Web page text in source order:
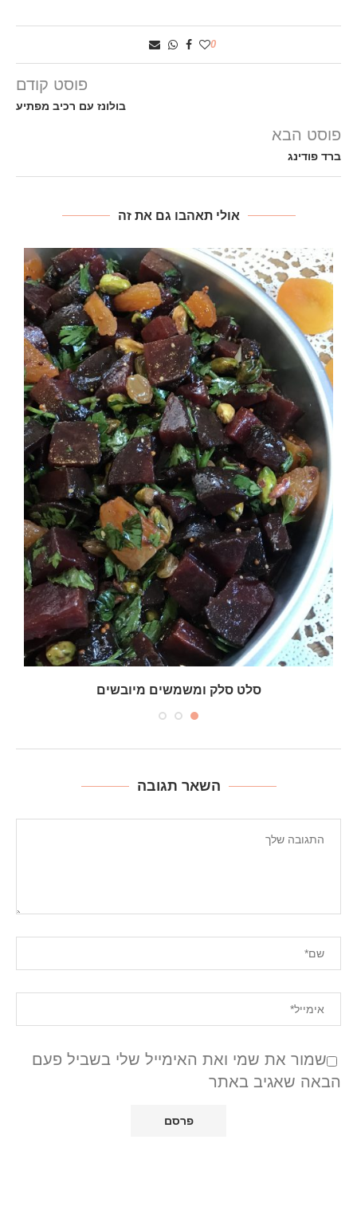
0
פוסט קודם
בולונז עם רכיב מפתיע
פוסט הבא
ברד פודינג
אולי תאהבו גם את זה
סלט סלק ומשמשים מיובשים
השאר תגובה
שמור את שמי ואת האימייל שלי בשביל פעם
הבאה שאגיב באתר